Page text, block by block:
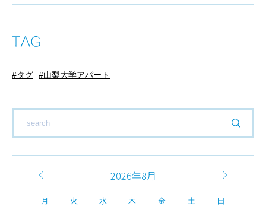
タグ 山梨大学アパート
2026年8月
月 火 水 木 金 土
日